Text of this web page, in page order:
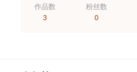
作品数
3
粉丝数
0